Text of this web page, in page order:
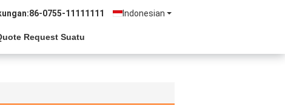
Indonesian
86-0755-11111111
Request Suatu